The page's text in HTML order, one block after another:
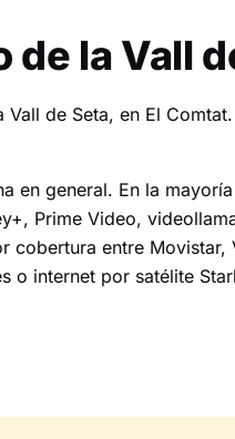
de la Vall
de Seta, en El Comtat.
en general. En la
Prime Video,
cobertura entre Movistar,
o internet por satélite